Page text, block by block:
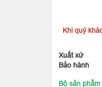
Khi quý
Xuất xứ:
Bảo hành :
Bộ sản